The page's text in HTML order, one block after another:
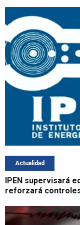
Actualidad
IPEN supervisará
reforzará